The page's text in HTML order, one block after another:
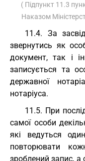
( Підпункт 11.3
Наказом
11.4. За
звернутись як
документ, так і
записується та
державної
нотаріуса.
11.5. При
самої особи
які ведуться
повторювати
зроблений запис,